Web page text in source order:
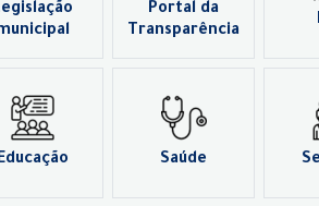
Portal da
Transparência
Saúde